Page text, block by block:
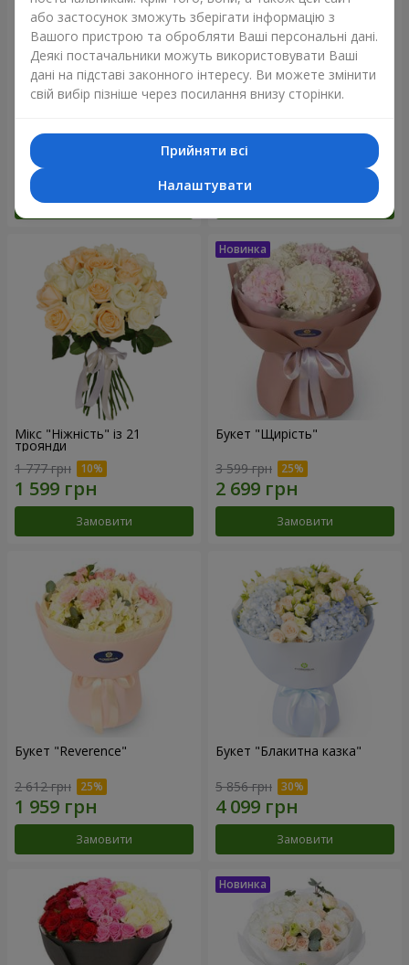
3 656 грн
Замовити
5 998 грн
Замовити
Мікс "Ніжність" із 21
троянди
1 777 грн
Замовити
Букет "Щирість"
3 599 грн
Замовити
Букет "Reverence"
2 612 грн
Замовити
Букет "Блакитна казка"
5 856 грн
Замовити
або застосунок зможуть зберігати інформацію з
Вашого пристрою та обробляти Ваші персональні дані.
Деякі постачальники можуть використовувати Ваші
дані на підставі законного інтересу. Ви можете змінити
свій вибір пізніше через посилання внизу сторінки.
Прийняти всі
Налаштувати